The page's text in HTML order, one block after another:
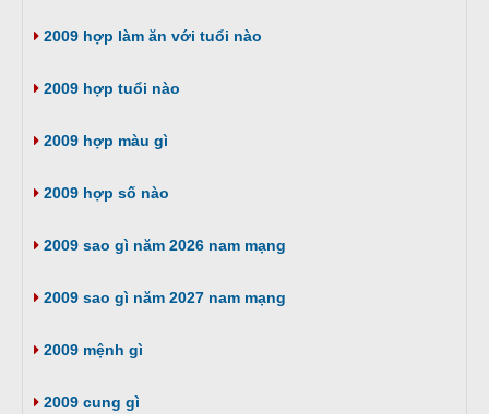
2009 hợp làm ăn với tuổi nào
2009 hợp tuổi nào
2009 hợp màu gì
2009 hợp số nào
2009 sao gì năm 2026 nam mạng
2009 sao gì năm 2027 nam mạng
2009 mệnh gì
2009 cung gì